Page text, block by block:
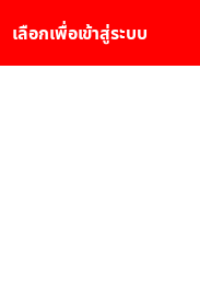
เลือกเพื่อเข้าสู่ระบบ